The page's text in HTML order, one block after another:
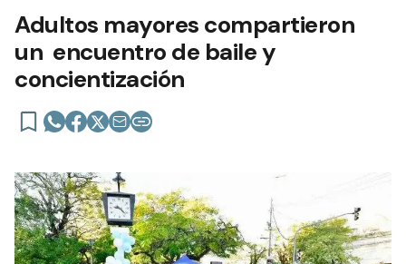
Adultos mayores compartieron
un encuentro de baile y
concientización